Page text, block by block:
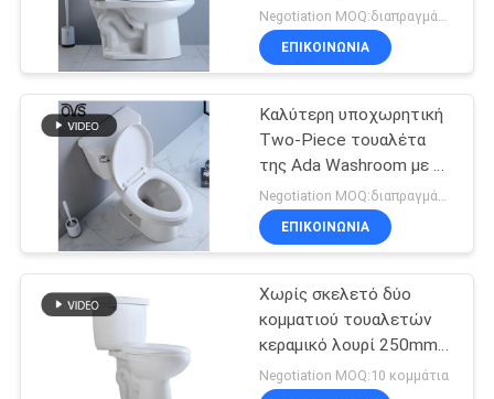
Επιμηκυμένη ένα
κομμάτι τουαλέτα
20
Τουαλέτα δύο
κλεισίματος τουαλετών
δύο κομματιού
Negotiation MOQ:διαπραγμάτευση
ΕΠΙΚΟΙΝΩΝΙΑ
Καλύτερη υποχωρητική
Two-Piece τουαλέτα
της Ada Washroom με το
ισχυρό επίπεδο σύστημα
ΕΠΙΚΟΙΝΩΝΙΑ
Χωρίς σκελετό δύο
κομματιού τουαλετών
κεραμικό λουρί 250mm
300mm λουτρών
Negotiation MOQ:10 κομμάτια